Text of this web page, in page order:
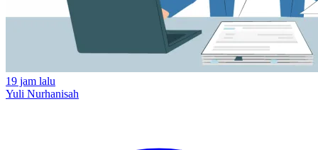
19 jam lalu
Yuli Nurhanisah